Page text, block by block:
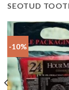
SEOTUD
-10%